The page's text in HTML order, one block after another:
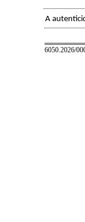
A
6050.2026/